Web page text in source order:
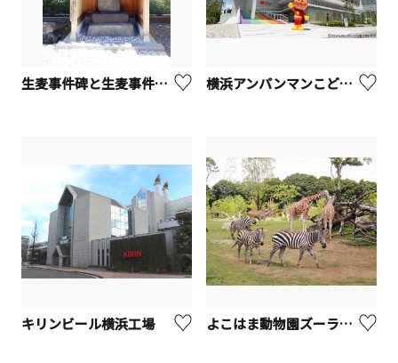
生麦事件碑と生麦事件発生場所【横浜市】 横浜アンパンマンこどもミュージアム
キリンビール横浜工場 よこはま動物園ズーラシア【横浜市】